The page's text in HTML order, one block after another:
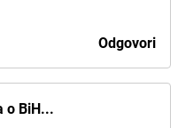
Odgovori
o BiH...